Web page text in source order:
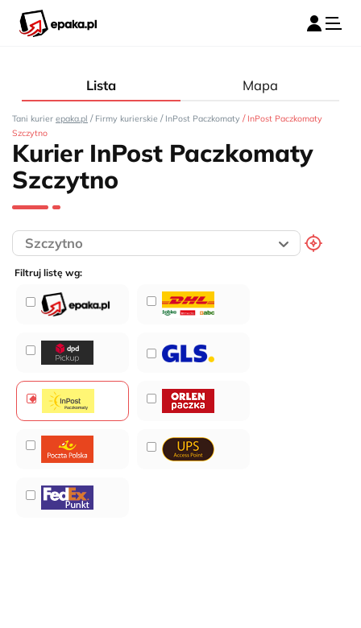
Lista Mapa
Tani kurier epaka.pl / Firmy kurierskie / InPost Paczkomaty / InPost Paczkomaty
Szczytno
Kurier InPost Paczkomaty
Szczytno
Filtruj listę wg: